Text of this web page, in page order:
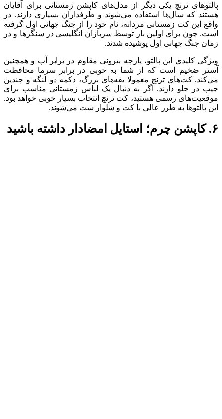
پالتوهای ترنچ یکی دیگر از مدل‌های کاپشن زمستانی برای آقایان
هستند که سال‌ها استفاده می‌شوند و طرفداران بسیاری دارند. در
واقع این کت زمستانی مردانه، نام خود را از جنگ جهانی اول گرفته
است. چون برای اولین بار توسط سربازان انگلیسی در سنگرها و در
زمان جنگ جهانی اول پوشیده شدند.
ویژگی کلیدی این پالتو، پارچه بیرونی مقاوم در برابر آب و همچنین
آستر ضخیم است که از شما به خوبی در برابر سرما محافظت
می‌کند. کت‌های ترنچ معمولا یقه‌های بزرگ، دکمه دو لنگه و چندین
جیب در جلو دارند. اگر به دنبال یک لباس زمستانی مناسب برای
موقعیت‌های رسمی هستید، کت ترنچ انتخاب بسیار خوبی خواهد بود.
این پالتوها به طرز عالی با کت و شلوار ست می‌شوند.
۶. کاپشن چرم؛ استایل امضادار داشته باشید